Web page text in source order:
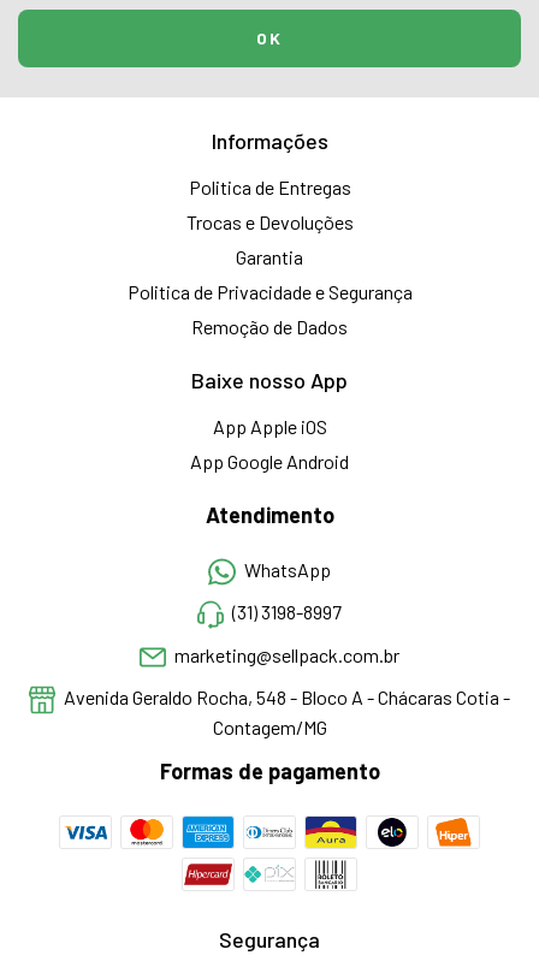
Informações
Politica de Entregas
Trocas e Devoluções
Garantia
Politica de Privacidade e Segurança
Remoção de Dados
Baixe nosso App
App Apple iOS
App Google Android
Atendimento
WhatsApp
(31) 3198-8997
marketing@sellpack.com.br
Avenida Geraldo Rocha, 548 - Bloco A - Chácaras Cotia -
Contagem/MG
Formas de pagamento
Segurança